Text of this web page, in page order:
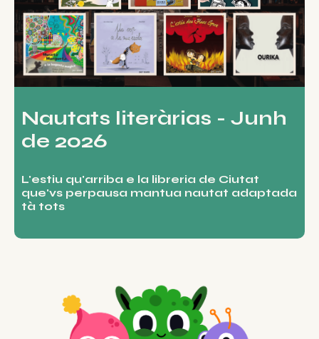
Nautats literàrias - Junh
de 2026
L'estiu qu'arriba e la libreria de Ciutat
que'vs perpausa mantua nautat adaptada
tà tots